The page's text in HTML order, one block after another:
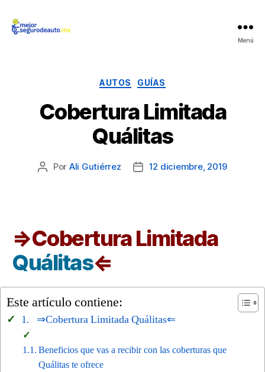
Menú
Categorías
AUTOS GUÍAS
Cobertura Limitada
Quálitas
Autor
Por Ali Gutiérrez
Fecha12 diciembre, 2019
⇒Cobertura Limitada
Quálitas⇐
Este artículo contiene:
⇒Cobertura Limitada Quálitas⇐
Beneficios que vas a recibir con las coberturas que
Quálitas te ofrece